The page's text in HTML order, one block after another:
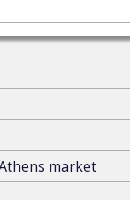
market